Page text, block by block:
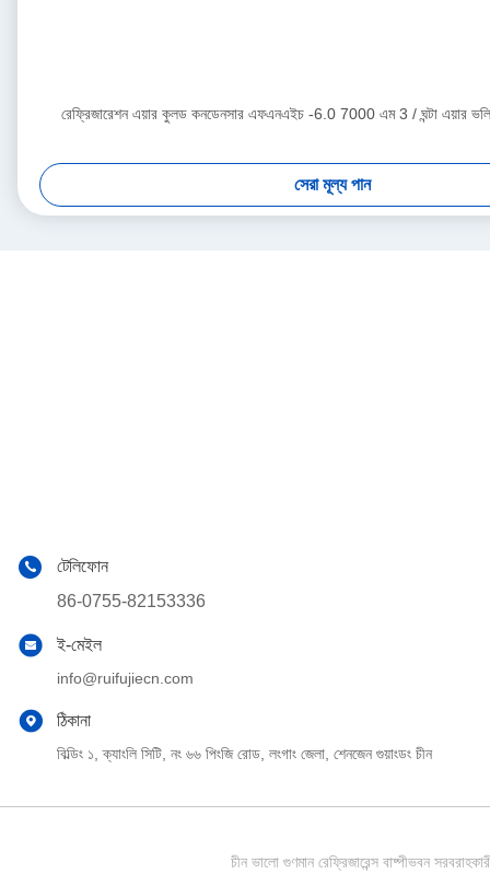
রেফ্রিজারেশন এয়ার কুলড কনডেনসার এফএনএইচ -6.0 7000 এম 3 / ঘন্টা এয়ার
সেরা মূল্য পান
টেলিফোন
86-0755-82153336
ই-মেইল
info@ruifujiecn.com
ঠিকানা
বিল্ডিং ১, ক্যাংলি সিটি, নং ৬৬ পিংজি রোড, লংগাং জেলা, শেনজেন গুয়াংডং চীন
চীন ভালো গুণমান রেফ্রিজারেন্স বাষ্পীভবন